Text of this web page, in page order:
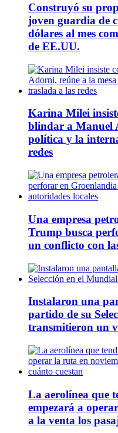
Construyó su
joven guardia de
dólares al mes
de EE.UU.
Karina Milei
blindar a Manuel
política y la
redes
Una empresa
Trump busca
un conflicto con
Instalaron una
partido de su
transmitieron un
La aerolínea que
empezará a
a la venta los